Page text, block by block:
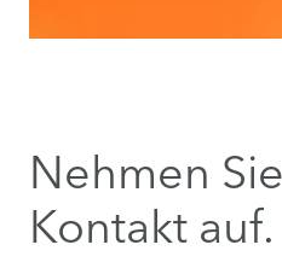
Nehmen
Kontakt auf.